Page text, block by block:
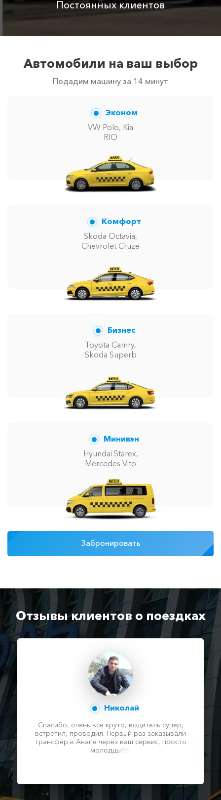
Постоянных клиентов
Автомобили на ваш выбор
Подадим машину за 14 минут
Эконом
VW Polo, Kia
RIO
Комфорт
Skoda Octavia,
Chevrolet Cruze
Бизнес
Toyota Camry,
Skoda Superb
Минивэн
Hyundai Starex,
Mercedes Vito
Забронировать
Отзывы клиентов о поездках
Николай
Спасибо, очень все круто, водитель супер,
встретил, проводил. Первый раз заказывали
трансфер в Анапе через ваш сервис, просто
молодцы!!!!!